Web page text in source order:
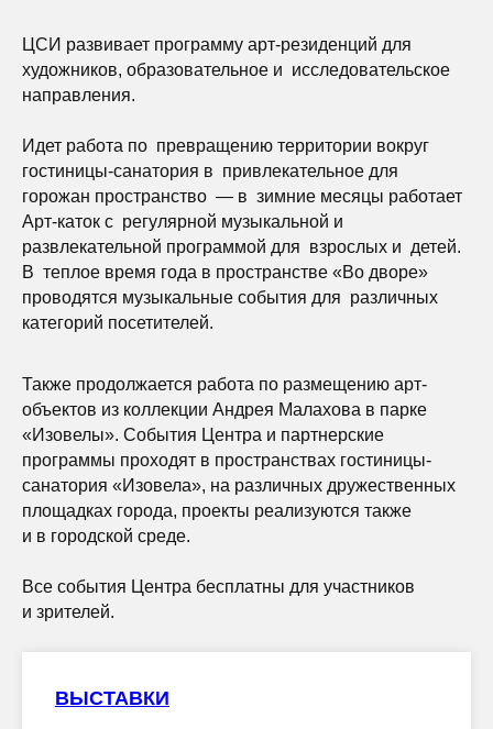
ЦСИ развивает программу арт-резиденций для
художников, образовательное и исследовательское
направления.
Идет работа по превращению территории вокруг
гостиницы-санатория в привлекательное для
горожан пространство — в зимние месяцы работает
Арт-каток с регулярной музыкальной и
развлекательной программой для взрослых и детей.
В теплое время года в пространстве «Во дворе»
проводятся музыкальные события для различных
категорий посетителей.
Также продолжается работа по размещению арт-
объектов из коллекции Андрея Малахова в парке
«Изовелы». События Центра и партнерские
программы проходят в пространствах гостиницы-
санатория «Изовела», на различных дружественных
площадках города, проекты реализуются также
и в городской среде.
Все события Центра бесплатны для участников
и зрителей.
ВЫСТАВКИ